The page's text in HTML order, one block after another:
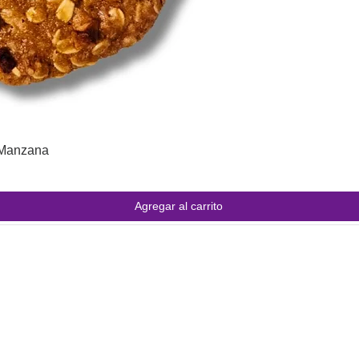
Agregar al carrito